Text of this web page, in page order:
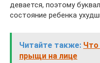
девается, поэтому
состояние ребенка
Читайте также: Что
прыщи на лице